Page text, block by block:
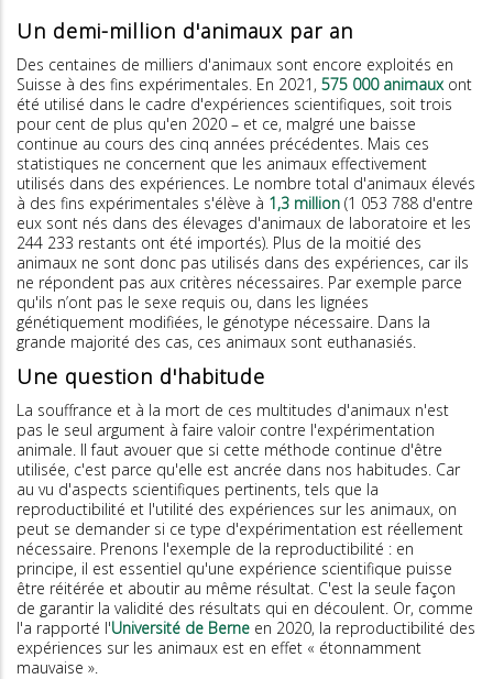
Un demi-million d'animaux par an
Des centaines de milliers d'animaux sont encore exploités en
Suisse à des fins expérimentales. En 2021, 575 000 animaux ont
été utilisé dans le cadre d'expériences scientifiques, soit trois
pour cent de plus qu'en 2020 – et ce, malgré une baisse
continue au cours des cinq années précédentes. Mais ces
statistiques ne concernent que les animaux effectivement
utilisés dans des expériences. Le nombre total d'animaux élevés
à des fins expérimentales s'élève à 1,3 million (1 053 788 d'entre
eux sont nés dans des élevages d'animaux de laboratoire et les
244 233 restants ont été importés). Plus de la moitié des
animaux ne sont donc pas utilisés dans des expériences, car ils
ne répondent pas aux critères nécessaires. Par exemple parce
qu'ils n’ont pas le sexe requis ou, dans les lignées
génétiquement modifiées, le génotype nécessaire. Dans la
grande majorité des cas, ces animaux sont euthanasiés.
Une question d'habitude
La souffrance et à la mort de ces multitudes d'animaux n'est
pas le seul argument à faire valoir contre l'expérimentation
animale. Il faut avouer que si cette méthode continue d'être
utilisée, c'est parce qu'elle est ancrée dans nos habitudes. Car
au vu d'aspects scientifiques pertinents, tels que la
reproductibilité et l'utilité des expériences sur les animaux, on
peut se demander si ce type d'expérimentation est réellement
nécessaire. Prenons l'exemple de la reproductibilité : en
principe, il est essentiel qu'une expérience scientifique puisse
être réitérée et aboutir au même résultat. C'est la seule façon
de garantir la validité des résultats qui en découlent. Or, comme
l'a rapporté l'Université de Berne en 2020, la reproductibilité des
expériences sur les animaux est en effet « étonnamment
mauvaise ».